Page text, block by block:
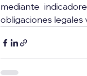
mediante
obligaciones legales